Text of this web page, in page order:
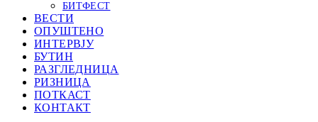
БИТФЕСТ
ВЕСТИ
ОПУШТЕНО
ИНТЕРВЈУ
БУТИН
РАЗГЛЕДНИЦА
РИЗНИЦА
ПОТКАСТ
КОНТАКТ